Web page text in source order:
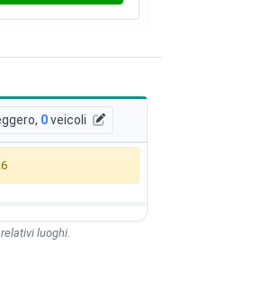
, 0veicoli
luoghi.